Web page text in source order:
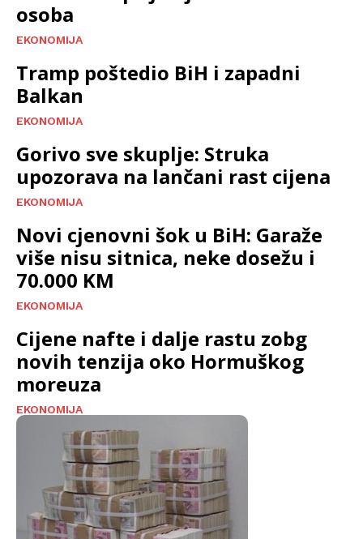
osoba
EKONOMIJA
Tramp poštedio BiH i zapadni
Balkan
EKONOMIJA
Gorivo sve skuplje: Struka
upozorava na lančani rast cijena
EKONOMIJA
Novi cjenovni šok u BiH: Garaže
više nisu sitnica, neke dosežu i
70.000 KM
EKONOMIJA
Cijene nafte i dalje rastu zobg
novih tenzija oko Hormuškog
moreuza
EKONOMIJA